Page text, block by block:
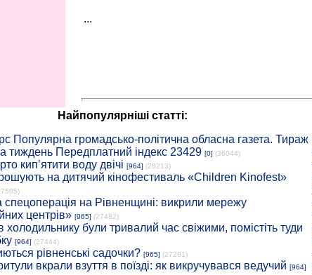
...
Найпопулярніші статті:
Популярна громадсько-політична обласна газета. Тираж
тиждень Передплатний індекс 23429 [0] (36044)
кип’ятити воду двічі [964] (28213)
на дитячий кінофестиваль «Children Kinofest»
на Рівненщині: викрили мережу
центрів» [965] (27482)
холодильнику були тривалий час свіжими, помістіть туди
[964] (27444)
рівненські садочки? [965] (27281)
вкрали взуття в поїзді: як викручувався ведучий [964]